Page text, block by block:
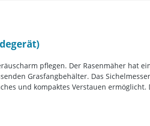
pflegen. Der Rasenmäher hat
Grasfangbehälter. Das
und kompaktes Verstauen ermöglicht.